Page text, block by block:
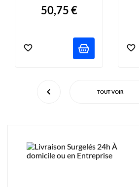
50,75 €
TOUT VOIR